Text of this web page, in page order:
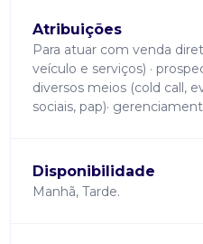
Atribuições
Para atuar com venda
veículo e serviços) ·
diversos meios (cold call,
sociais, pap)·
Disponibilidade
Manhã, Tarde.